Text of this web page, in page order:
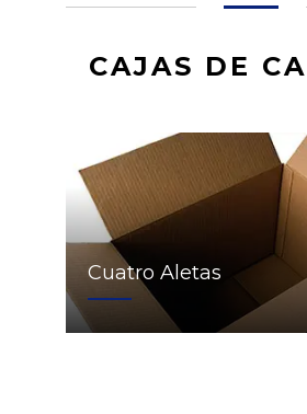
CAJAS DE
Cuatro Aletas